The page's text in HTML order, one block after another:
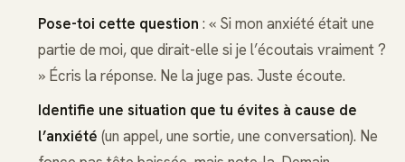
Pose-toi cette question : « Si mon anxiété était une
partie de moi, que dirait-elle si je l’écoutais vraiment ?
» Écris la réponse. Ne la juge pas. Juste écoute.
Identifie une situation que tu évites à cause de
l’anxiété (un appel, une sortie, une conversation). Ne